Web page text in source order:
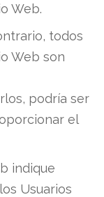
Web.
todos
Web son
podría ser
el
indique
Usuarios